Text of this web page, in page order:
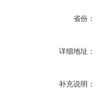
省份：
详细地址：
补充说明：